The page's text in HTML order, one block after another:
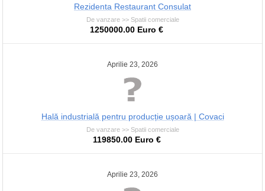
Rezidenta Restaurant Consulat
De vanzare >> Spatii comerciale
1250000.00 Euro €
Aprilie 23, 2026
Hală industrială pentru producție ușoară | Covaci
De vanzare >> Spatii comerciale
119850.00 Euro €
Aprilie 23, 2026